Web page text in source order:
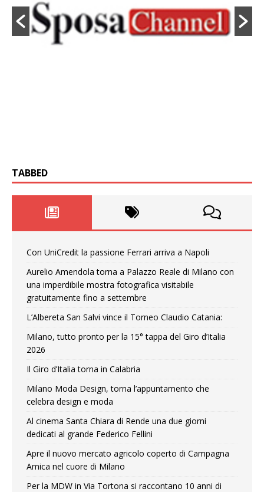
TABBED
Con UniCredit la passione Ferrari arriva a Napoli
Aurelio Amendola torna a Palazzo Reale di Milano con
una imperdibile mostra fotografica visitabile
gratuitamente fino a settembre
L’Albereta San Salvi vince il Torneo Claudio Catania:
Milano, tutto pronto per la 15° tappa del Giro d’Italia
2026
Il Giro d’Italia torna in Calabria
Milano Moda Design, torna l’appuntamento che
celebra design e moda
Al cinema Santa Chiara di Rende una due giorni
dedicati al grande Federico Fellini
Apre il nuovo mercato agricolo coperto di Campagna
Amica nel cuore di Milano
Per la MDW in Via Tortona si raccontano 10 anni di